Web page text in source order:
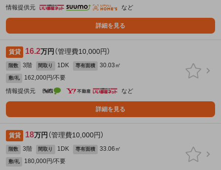
情報提供元
など
詳細を見る
賃貸 16.2万円 （管理費10,000円）
階数 3階 間取り 1DK 専有面積 30.03㎡
敷/礼
162,000円/不要
情報提供元
など
詳細を見る
賃貸 18万円 （管理費10,000円）
階数 3階 間取り 1DK 専有面積 33.06㎡
敷/礼
180,000円/不要